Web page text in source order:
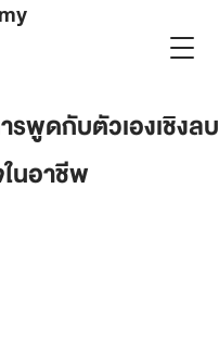
รพูดกับตัวเองเชิงลบ
นอาชีพ